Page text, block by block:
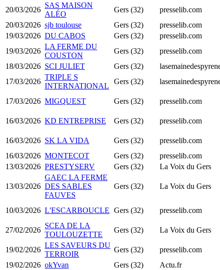
20/03/2026
SAS MAISON
ALÉO
Gers (32)
presselib.com
20/03/2026 sjb toulouse Gers (32)
presselib.com
19/03/2026 DU CABOS Gers (32)
presselib.com
19/03/2026
LA FERME DU
COUSTON
Gers (32)
presselib.com
18/03/2026 SCI JULIET Gers (32)
17/03/2026
TRIPLE S
INTERNATIONAL
Gers (32)
17/03/2026 MIGQUEST Gers (32) presselib.com
16/03/2026 KD ENTREPRISE Gers (32) presselib.com
16/03/2026 SK LA VIDA Gers (32)
presselib.com
16/03/2026 MONTECOT Gers (32)
presselib.com
13/03/2026 PRESTYSERV Gers (32) La Voix du Gers
13/03/2026
GAEC LA FERME
DES SABLES
FAUVES
Gers (32) La Voix du Gers
10/03/2026 L'ESCARBOUCLE Gers (32) presselib.com
27/02/2026
SCEA DE LA
TOULOUZETTE
Gers (32) La Voix du Gers
19/02/2026
LES SAVEURS DU
TERROIR
Gers (32)
presselib.com
19/02/2026 okYvan Gers (32)
Actu.fr